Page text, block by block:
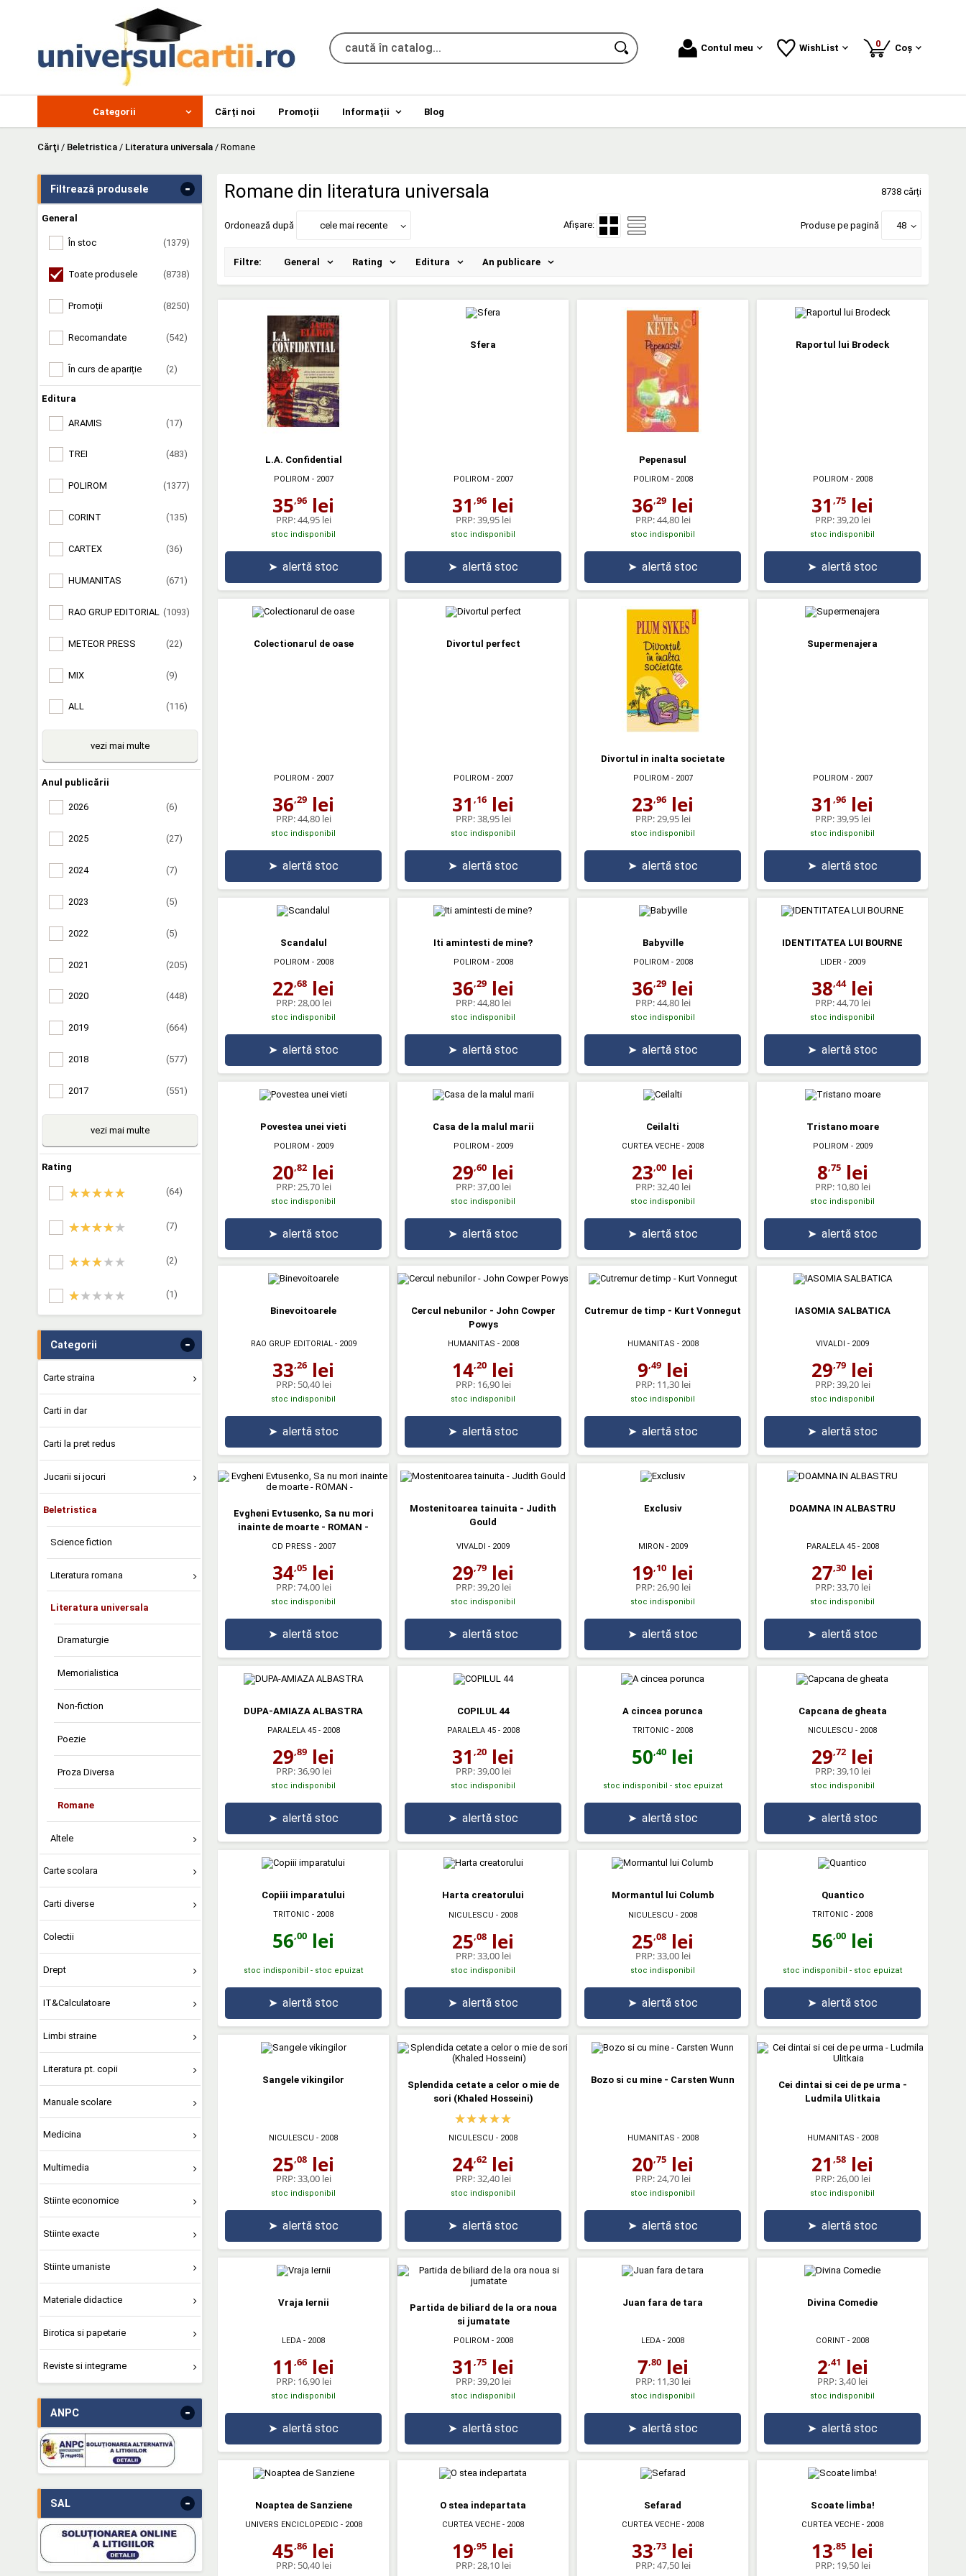
Contul meu WishList 0produse
Coș
Categorii Cărți noi Promoții Informații Blog
Cărţi / Beletristica / Literatura universala / Romane
Filtrează produsele -
General
În stoc (1379)
Toate produsele (8738)
Promoții (8250)
Recomandate (542)
În curs de apariție (2)
Editura
ARAMIS (17)
TREI (483)
POLIROM (1377)
CORINT (135)
CARTEX (36)
HUMANITAS (671)
RAO GRUP EDITORIAL (1093)
METEOR PRESS (22)
MIX (9)
ALL (116)
vezi mai multe
Anul publicării
2026 (6)
2025 (27)
2024 (7)
2023 (5)
2022 (5)
2021 (205)
2020 (448)
2019 (664)
2018 (577)
2017 (551)
vezi mai multe
Rating
(64)
(7)
(2)
(1)
Categorii -
Carte straina
Carti in dar
Carti la pret redus
Jucarii si jocuri
Beletristica
Science fiction
Literatura romana
Literatura universala
Dramaturgie
Memorialistica
Non-fiction
Poezie
Proza Diversa
Romane
Altele
Carte scolara
Carti diverse
Colectii
Drept
IT&Calculatoare
Limbi straine
Literatura pt. copii
Manuale scolare
Medicina
Multimedia
Stiinte economice
Stiinte exacte
Stiinte umaniste
Materiale didactice
Birotica si papetarie
Reviste si integrame
ANPC -
SAL -
Romane din literatura universala 8738 cărți
Ordonează după cele mai recente Afișare: Produse pe pagină 48
Filtre: General Rating Editura An publicare
L.A. Confidential
POLIROM - 2007
35,96 lei
PRP:44,95 lei
stoc indisponibil
➤ alertă stoc
Sfera
POLIROM - 2007
31 ,96 lei
PRP:39,95 lei
stoc indisponibil
➤ alertă stoc
Pepenasul
POLIROM - 2008
36,29 lei
PRP:44,80 lei
stoc indisponibil
➤ alertă stoc
Raportul lui Brodeck
POLIROM - 2008
31 ,75 lei
PRP:39,20 lei
stoc indisponibil
➤ alertă stoc
Colectionarul de oase
POLIROM - 2007
36,29 lei
PRP:44,80 lei
stoc indisponibil
➤ alertă stoc
Divortul perfect
POLIROM - 2007
31 ,16 lei
PRP:38,95 lei
stoc indisponibil
➤ alertă stoc
Divortul in inalta societate
POLIROM - 2007
23,96 lei
PRP: 29,95 lei
stoc indisponibil
➤ alertă stoc
Supermenajera
POLIROM - 2007
31 ,96 lei
PRP:39,95 lei
stoc indisponibil
➤ alertă stoc
Scandalul
POLIROM - 2008
22,68 lei
PRP: 28,00 lei
stoc indisponibil
➤ alertă stoc
Iti amintesti de mine?
POLIROM - 2008
36,29 lei
PRP:44,80 lei
stoc indisponibil
➤ alertă stoc
Babyville
POLIROM - 2008
36,29 lei
PRP:44,80 lei
stoc indisponibil
➤ alertă stoc
IDENTITATEA LUI BOURNE
LIDER - 2009
38,44lei
PRP:44,70 lei
stoc indisponibil
➤ alertă stoc
Povestea unei vieti
POLIROM - 2009
20,82 lei
PRP: 25,70 lei
stoc indisponibil
➤ alertă stoc
Casa de la malul marii
POLIROM - 2009
29,60 lei
PRP:37,00 lei
stoc indisponibil
➤ alertă stoc
Ceilalti
CURTEA VECHE - 2008
23,00 lei
PRP:32,40 lei
stoc indisponibil
➤ alertă stoc
Tristano moare
POLIROM - 2009
8,75lei
PRP: 10,80 lei
stoc indisponibil
➤ alertă stoc
Binevoitoarele
RAO GRUP EDITORIAL - 2009
33,26 lei
PRP: 50,40 lei
stoc indisponibil
➤ alertă stoc
Cercul nebunilor - John Cowper
Powys
HUMANITAS - 2008
14,20 lei
PRP: 16,90 lei
stoc indisponibil
➤ alertă stoc
Cutremur de timp - Kurt Vonnegut
HUMANITAS - 2008
9,49lei
PRP: 11,30 lei
stoc indisponibil
➤ alertă stoc
IASOMIA SALBATICA
VIVALDI - 2009
29,79 lei
PRP:39,20 lei
stoc indisponibil
➤ alertă stoc
Evgheni Evtusenko, Sa nu mori
inainte de moarte - ROMAN -
CD PRESS - 2007
34,05 lei
PRP:74,00 lei
stoc indisponibil
➤ alertă stoc
Mostenitoarea tainuita - Judith
Gould
VIVALDI - 2009
29,79 lei
PRP:39,20 lei
stoc indisponibil
➤ alertă stoc
Exclusiv
MIRON - 2009
19,10 lei
PRP: 26,90 lei
stoc indisponibil
➤ alertă stoc
DOAMNA IN ALBASTRU
PARALELA 45- 2008
27,30 lei
PRP:33,70 lei
stoc indisponibil
➤ alertă stoc
DUPA-AMIAZA ALBASTRA
PARALELA 45- 2008
29,89 lei
PRP:36,90 lei
stoc indisponibil
➤ alertă stoc
COPILUL 44
PARALELA 45- 2008
31 ,20 lei
PRP:39,00 lei
stoc indisponibil
➤ alertă stoc
A cincea porunca
TRITONIC - 2008
50,40 lei
stoc indisponibil - stoc epuizat
➤ alertă stoc
Capcana de gheata
NICULESCU - 2008
29,72 lei
PRP:39,10 lei
stoc indisponibil
➤ alertă stoc
Copiii imparatului
TRITONIC - 2008
56,00 lei
stoc indisponibil - stoc epuizat
➤ alertă stoc
Harta creatorului
NICULESCU - 2008
25,08 lei
PRP:33,00 lei
stoc indisponibil
➤ alertă stoc
Mormantul lui Columb
NICULESCU - 2008
25,08 lei
PRP:33,00 lei
stoc indisponibil
➤ alertă stoc
Quantico
TRITONIC - 2008
56,00 lei
stoc indisponibil - stoc epuizat
➤ alertă stoc
Sangele vikingilor
NICULESCU - 2008
25,08 lei
PRP:33,00 lei
stoc indisponibil
➤ alertă stoc
Splendida cetate a celor o mie de
sori (Khaled Hosseini)
NICULESCU - 2008
24,62 lei
PRP:32,40 lei
stoc indisponibil
➤ alertă stoc
Bozo si cu mine - Carsten Wunn
HUMANITAS - 2008
20,75 lei
PRP:24,70 lei
stoc indisponibil
➤ alertă stoc
Cei dintai si cei de pe urma -
Ludmila Ulitkaia
HUMANITAS - 2008
21 ,58 lei
PRP:26,00 lei
stoc indisponibil
➤ alertă stoc
Vraja Iernii
LEDA - 2008
11 ,66 lei
PRP: 16,90 lei
stoc indisponibil
➤ alertă stoc
Partida de biliard de la ora noua
si jumatate
POLIROM - 2008
31 ,75 lei
PRP:39,20 lei
stoc indisponibil
➤ alertă stoc
Juan fara de tara
LEDA - 2008
7,80lei
PRP: 11,30 lei
stoc indisponibil
➤ alertă stoc
Divina Comedie
CORINT - 2008
2,41 lei
PRP:3,40 lei
stoc indisponibil
➤ alertă stoc
Noaptea de Sanziene
UNIVERS ENCICLOPEDIC - 2008
45,86 lei
PRP: 50,40 lei
O stea indepartata
CURTEA VECHE - 2008
19,95 lei
PRP:28,10 lei
Sefarad
CURTEA VECHE - 2008
33,73 lei
PRP:47,50 lei
Scoate limba!
CURTEA VECHE - 2008
13,85 lei
PRP: 19,50 lei